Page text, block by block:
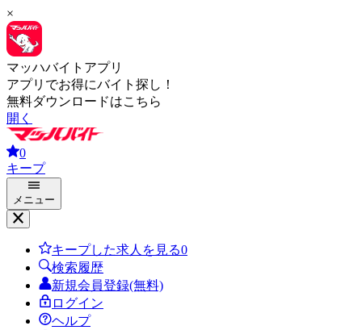
×
マッハバイトアプリ
アプリでお得にバイト探し！
無料ダウンロードはこちら
開く
0
キープ
メニュー
キープした求人を見る0
検索履歴
新規会員登録(無料)
ログイン
ヘルプ